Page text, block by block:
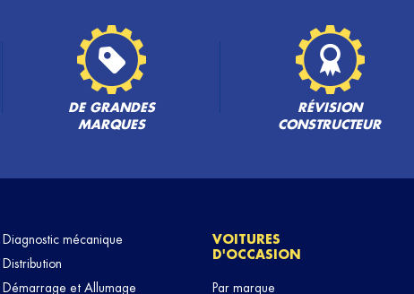
DE GRANDES
MARQUES
RÉVISION
CONSTRUCTEUR
Diagnostic mécanique
Distribution
Démarrage et Allumage
VOITURES
D'OCCASION
Par marque